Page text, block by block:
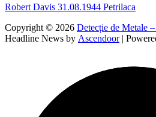
Navigare
în
articole
Robert Davis 31.08.1944 Petrilaca
Copyright © 2026 Detecție de Metale
Headline News by Ascendoor|